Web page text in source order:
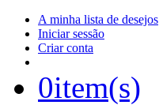
A minha lista de desejos
Iniciar sessão
Criar conta
0item(s)